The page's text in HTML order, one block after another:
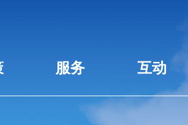
服务 互动